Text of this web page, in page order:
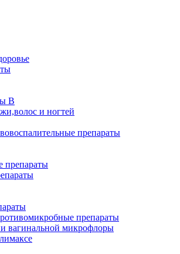
В
и ногтей
препараты
препараты
препараты
вагинальной микрофлоры